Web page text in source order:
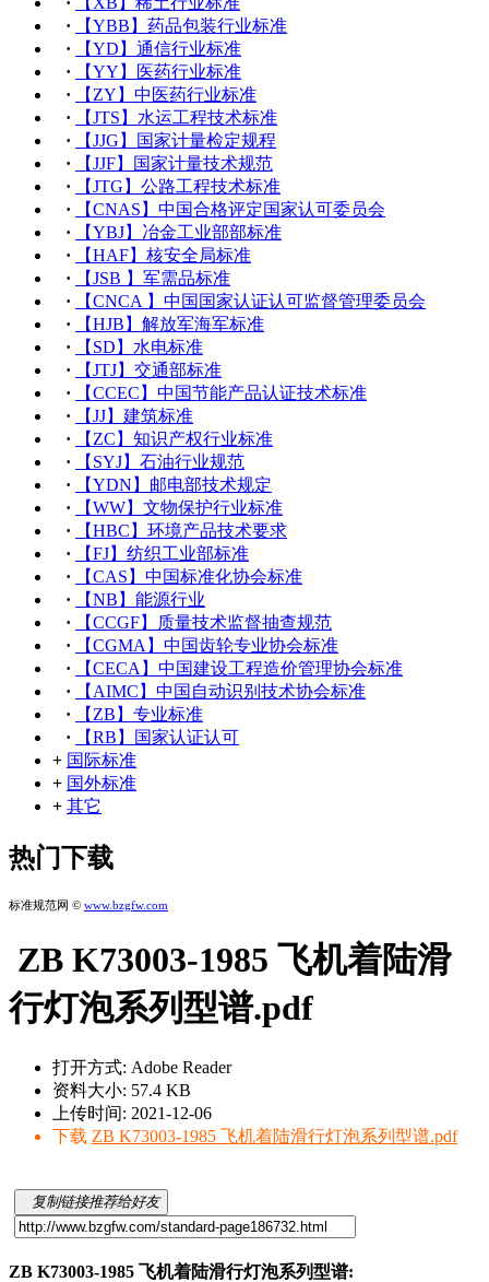
·
【YBB】药品包装行业标准
·
【YD】通信行业标准
·
【YY】医药行业标准
·
【ZY】中医药行业标准
·
【JTS】水运工程技术标准
·
【JJG】国家计量检定规程
·
【JJF】国家计量技术规范
·
【JTG】公路工程技术标准
·
【CNAS】中国合格评定国家认可委员会
·
【YBJ】冶金工业部部标准
·
【HAF】核安全局标准
·
【JSB 】军需品标准
·
【CNCA 】中国国家认证认可监督管理委员会
·
【HJB】解放军海军标准
·
【SD】水电标准
·
【JTJ】交通部标准
·
【CCEC】中国节能产品认证技术标准
·
【JJ】建筑标准
·
【ZC】知识产权行业标准
·
【SYJ】石油行业规范
·
【YDN】邮电部技术规定
·
【WW】文物保护行业标准
·
【HBC】环境产品技术要求
·
【FJ】纺织工业部标准
·
【CAS】中国标准化协会标准
·
【NB】能源行业
·
【CCGF】质量技术监督抽查规范
·
【CGMA】中国齿轮专业协会标准
·
【CECA】中国建设工程造价管理协会标准
·
【AIMC】中国自动识别技术协会标准
·
【ZB】专业标准
·
【RB】国家认证认可
+ 国际标准
+ 国外标准
+ 其它
热门下载
标准规范网 © www.bzgfw.com
ZB K73003-1985 飞机着陆滑
行灯泡系列型谱.pdf
打开方式: Adobe Reader
资料大小: 57.4 KB
上传时间: 2021-12-06
下载 ZB K73003-1985 飞机着陆滑行灯泡系列型谱.pdf
复制链接推荐给好友
ZB K73003-1985 飞机着陆滑行灯泡系列型谱: